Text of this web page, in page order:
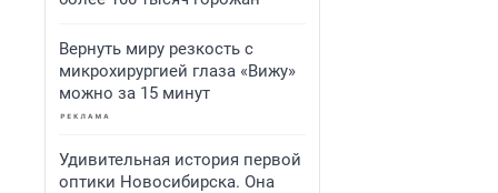
Вернуть миру резкость с
микрохирургией глаза «Вижу»
можно за 15 минут
Удивительная история первой
оптики Новосибирска. Она